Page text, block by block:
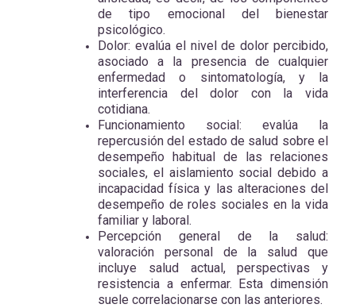
de tipo emocional del bienestar
psicológico.
Dolor: evalúa el nivel de dolor percibido,
asociado a la presencia de cualquier
enfermedad o sintomatología, y la
interferencia del dolor con la vida
cotidiana.
Funcionamiento social: evalúa la
repercusión del estado de salud sobre el
desempeño habitual de las relaciones
sociales, el aislamiento social debido a
incapacidad física y las alteraciones del
desempeño de roles sociales en la vida
familiar y laboral.
Percepción general de la salud:
valoración personal de la salud que
incluye salud actual, perspectivas y
resistencia a enfermar. Esta dimensión
suele correlacionarse con las anteriores.